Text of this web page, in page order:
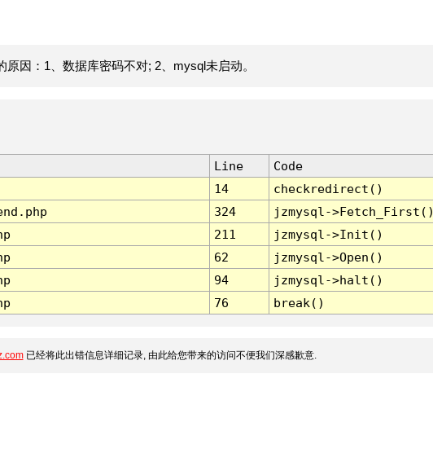
因：1、数据库密码不对; 2、mysql未启动。
Line
Code
14
checkredirect()
324
jzmysql-
211
jzmysql->Init()
62
jzmysql->Open()
94
jzmysql->halt()
76 break()
已经将此出错信息详细记录, 由此给您带来的访问不便我们深感歉意.